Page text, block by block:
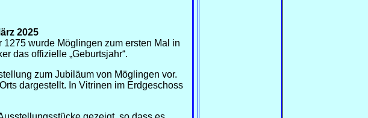
2025
wurde Möglingen zum ersten Mal in
das offizielle „Geburtsjahr“.
zum Jubiläum von Möglingen vor.
dargestellt. In Vitrinen im Erdgeschoss